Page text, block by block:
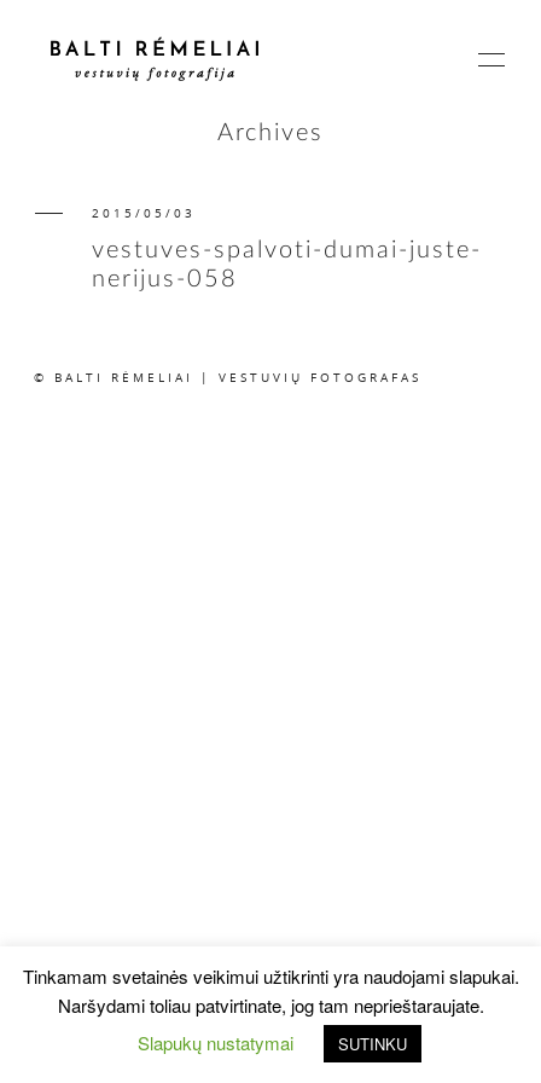
PAGRINDINIS
ISTORIJOS
Archives
2015/05/03
vestuves-spalvoti-dumai-juste-
nerijus-058
© BALTI RĖMELIAI | VESTUVIŲ FOTOGRAFAS
Tinkamam svetainės veikimui užtikrinti yra naudojami slapukai.
Naršydami toliau patvirtinate, jog tam neprieštaraujate.
Slapukų nustatymai
SUTINKU